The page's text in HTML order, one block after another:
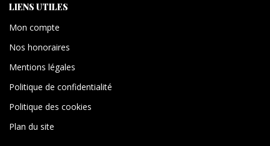
LIENS UTILES
Mon compte
Nos honoraires
Mentions légales
Politique de confidentialité
Politique des cookies
Plan du site